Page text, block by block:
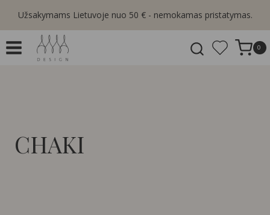
content
Užsakymams Lietuvoje nuo 50 € - nemokamas pristatymas.
0
CHAKI